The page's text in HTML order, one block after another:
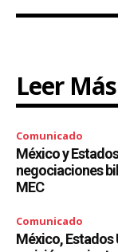
Leer Más
Comunicado
México y
negociaciones
MEC
Comunicado
México, Estados